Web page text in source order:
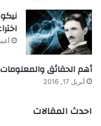
أهم الحقائق
أبريل 17, 2016
احدث المقالات